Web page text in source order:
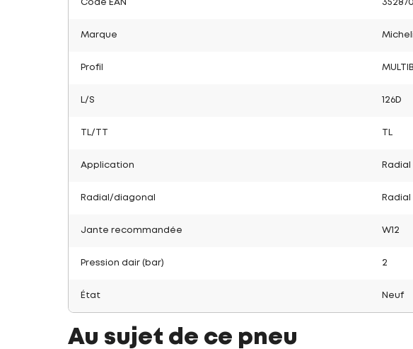
Code EAN
Marque
Profil
L/S 126D
TL/TT
Application Radial
Radial/diagonal Radial
Jante recommandée W12
Pression dair (bar) 2
État Neuf
Au sujet de ce pneu